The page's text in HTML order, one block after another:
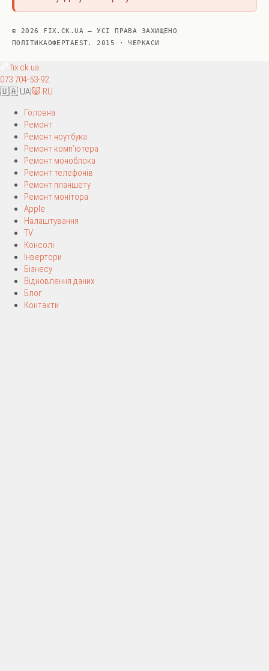
© 2026 FIX.CK.UA — УСІ ПРАВА ЗАХИЩЕНО
ПОЛІТИКАОФЕРТАEST. 2015 · ЧЕРКАСИ
fix.ck.ua
073 704-53-92
🇺🇦 UA|🐷 RU
Головна
Ремонт
Ремонт ноутбука
Ремонт комп’ютера
Ремонт моноблока
Ремонт телефонів
Ремонт планшету
Ремонт монітора
Apple
Налаштування
TV
Консолі
Інвертори
Бізнесу
Відновлення даних
Блог
Контакти